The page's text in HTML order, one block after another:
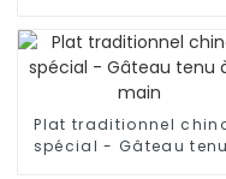
Plat traditionnel
spécial - Gâteau